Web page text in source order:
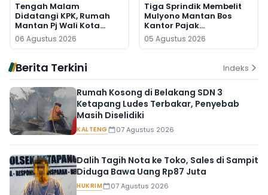
Tengah Malam
Didatangi KPK, Rumah
Mantan Pj Wali Kota
Digeledah, Empat Koper
Dibawa
06 Agustus 2026
Tiga Sprindik Membelit
Mulyono Mantan Bos
Kantor Pajak
Banjarmasin
05 Agustus 2026
Berita Terkini Indeks
Rumah Kosong di Belakang SDN 3
Ketapang Ludes Terbakar, Penyebab
Masih Diselidiki
KALTENG 07 Agustus 2026
Dalih Tagih Nota ke Toko, Sales di Sampit
Diduga Bawa Uang Rp87 Juta
HUKRIM 07 Agustus 2026